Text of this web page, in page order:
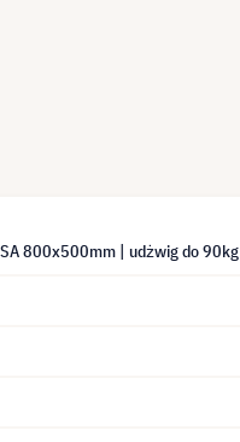
800x500mm | udżwig do 90kg